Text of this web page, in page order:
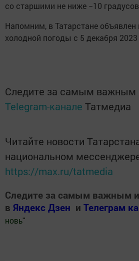
со старшими не ниже −10
Напомним, в Татарстане
холодной погоды с 5 декабря 2023
Следите за самым важным
Telegram-канале Татмедиа
Читайте новости
национальном
https://max.ru/tatmedia
Следите за самым важным
в Яндекс Дзен и Телеграм
новь"